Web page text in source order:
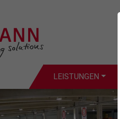
LEISTUNGEN